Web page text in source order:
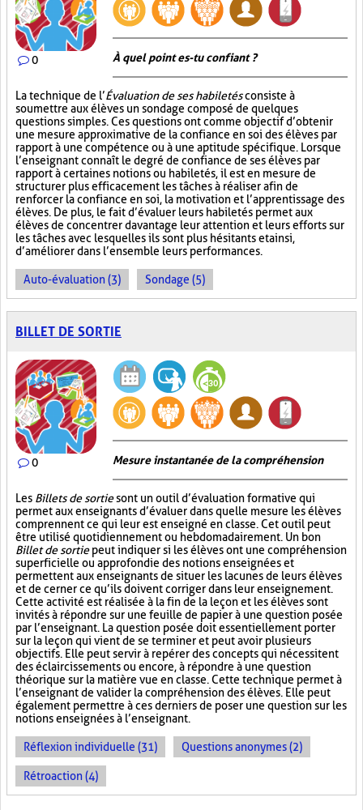
0 À quel point es-tu confiant ?
La technique de l’Évaluation de ses habiletésconsiste à
soumettre aux élèves un sondage composé de quelques
questions simples. Ces questions ont comme objectif d’obtenir
une mesure approximative de la confiance en soi des élèves par
rapport à une compétence ou à une aptitude spécifique. Lorsque
l’enseignant connaît le degré de confiance de ses élèves par
rapport à certaines notions ou habiletés, il est en mesure de
structurer plus efficacement les tâches à réaliser afin de
renforcer la confiance en soi, la motivation et l’apprentissage des
élèves. De plus, le fait d’évaluer leurs habiletés permet aux
élèves de concentrer davantage leur attention et leurs efforts sur
les tâches avec lesquelles ils sont plus hésitants et ainsi,
d’améliorer dans l’ensemble leurs performances.
Auto-évaluation (3) Sondage (5)
BILLET DE SORTIE
0 Mesure instantanée de la compréhension
Les Billets de sortiesont un outil d’évaluation formative qui
permet aux enseignants d’évaluer dans quelle mesure les élèves
comprennent ce qui leur est enseigné en classe. Cet outil peut
être utilisé quotidiennement ou hebdomadairement. Un bon
Billet de sortiepeut indiquer si les élèves ont une compréhension
superficielle ou approfondie des notions enseignées et
permettent aux enseignants de situer les lacunes de leurs élèves
et de cerner ce qu’ils doivent corriger dans leur enseignement.
Cette activité est réalisée à la fin de la leçon et les élèves sont
invités à répondre sur une feuille de papier à une question posée
par l’enseignant. La question posée doit essentiellement porter
sur la leçon qui vient de se terminer et peut avoir plusieurs
objectifs. Elle peut servir à repérer des concepts qui nécessitent
des éclaircissements ou encore, à répondre à une question
théorique sur la matière vue en classe. Cette technique permet à
l’enseignant de valider la compréhension des élèves. Elle peut
également permettre à ces derniers de poser une question sur les
notions enseignées à l’enseignant.
Réflexion individuelle (31) Questions anonymes (2)
Rétroaction (4)